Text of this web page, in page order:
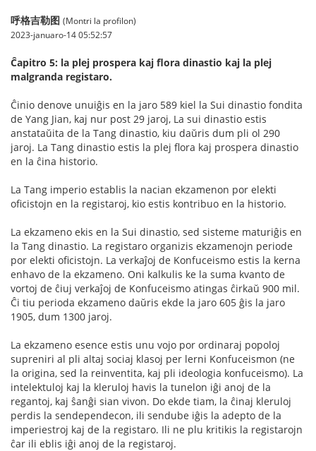
呼格吉勒图 (Montri la profilon)
2023-januaro-14 05:52:57
Ĉapitro 5: la plej prospera kaj flora dinastio kaj la plej
malgranda registaro.
Ĉinio denove unuiĝis en la jaro 589 kiel la Sui dinastio fondita
de Yang Jian, kaj nur post 29 jaroj, La sui dinastio estis
anstataŭita de la Tang dinastio, kiu daŭris dum pli ol 290
jaroj. La Tang dinastio estis la plej flora kaj prospera dinastio
en la ĉina historio.
La Tang imperio establis la nacian ekzamenon por elekti
oficistojn en la registaroj, kio estis kontribuo en la historio.
La ekzameno ekis en la Sui dinastio, sed sisteme maturiĝis en
la Tang dinastio. La registaro organizis ekzamenojn periode
por elekti oficistojn. La verkaĵoj de Konfuceismo estis la kerna
enhavo de la ekzameno. Oni kalkulis ke la suma kvanto de
vortoj de ĉiuj verkaĵoj de Konfuceismo atingas ĉirkaŭ 900 mil.
Ĉi tiu perioda ekzameno daŭris ekde la jaro 605 ĝis la jaro
1905, dum 1300 jaroj.
La ekzameno esence estis unu vojo por ordinaraj popoloj
supreniri al pli altaj sociaj klasoj per lerni Konfuceismon (ne
la origina, sed la reinventita, kaj pli ideologia konfuceismo). La
intelektuloj kaj la kleruloj havis la tunelon iĝi anoj de la
regantoj, kaj ŝanĝi sian vivon. Do ekde tiam, la ĉinaj kleruloj
perdis la sendependecon, ili sendube iĝis la adepto de la
imperiestroj kaj de la registaro. Ili ne plu kritikis la registarojn
ĉar ili eblis iĝi anoj de la registaroj.